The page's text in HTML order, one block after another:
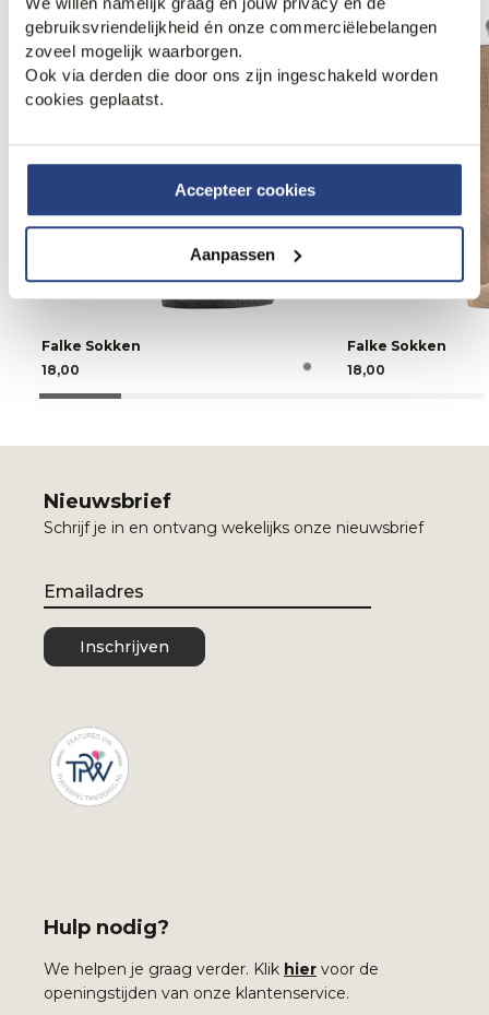
gebruiksvriendelijkheid én onze commerciëlebelangen
zoveel mogelijk waarborgen.
Ook via derden die door ons zijn ingeschakeld worden
cookies geplaatst.
Accepteer cookies
Aanpassen
Falke Sokken
18,00
Falke Sokken
18,00
Nieuwsbrief
Schrijf je in en ontvang wekelijks onze nieuwsbrief
Email
Inschrijven
Hulp nodig?
We helpen je graag verder. Klik hier voor de
openingstijden van onze klantenservice.